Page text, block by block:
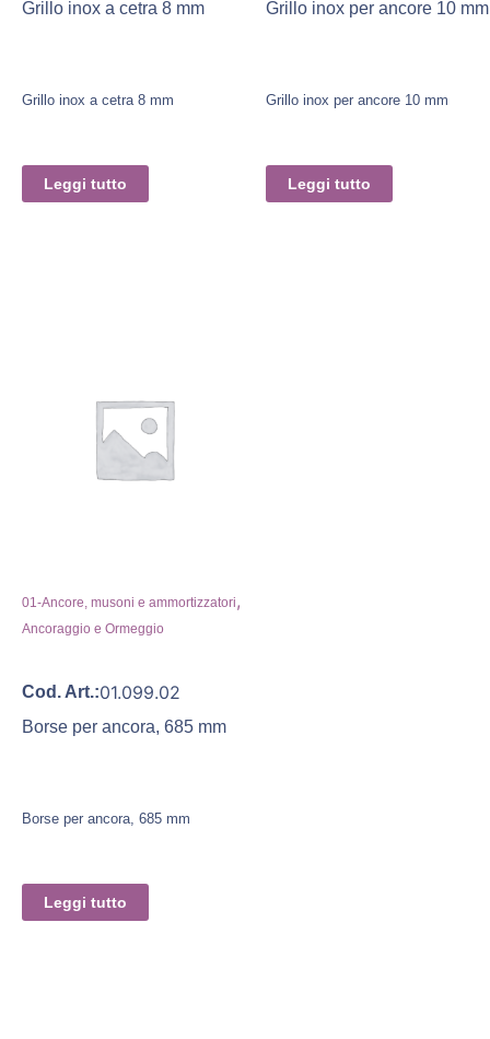
Grillo inox a cetra 8 mm
Grillo inox a cetra 8 mm
Leggi tutto
Grillo inox per ancore 10 mm
Grillo inox per ancore 10 mm
Leggi tutto
01-Ancore, musoni e ammortizzatori,
Ancoraggio e Ormeggio
Cod. Art.:01.099.02
Borse per ancora, 685 mm
Borse per ancora, 685 mm
Leggi tutto